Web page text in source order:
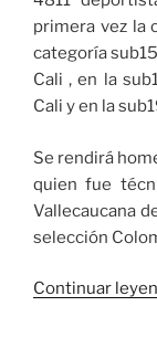
primera vez la
categoría
Cali , en la
Cali y en la
Se rendirá
quien fue
Vallecaucana
selección
Continuar